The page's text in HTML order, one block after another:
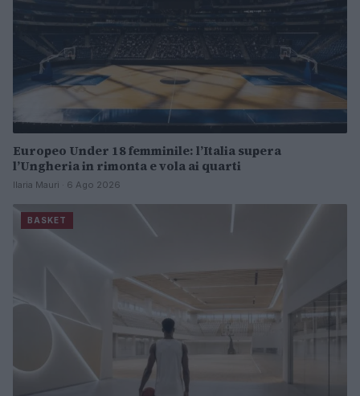
Europeo Under 18 femminile: l’Italia supera
l’Ungheria in rimonta e vola ai quarti
Ilaria Mauri · 6 Ago 2026
BASKET